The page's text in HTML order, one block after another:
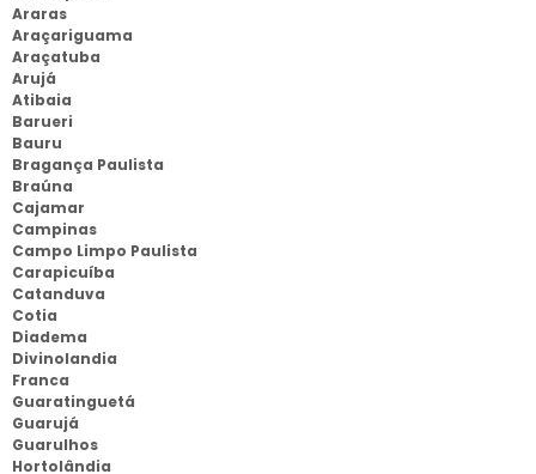
Araras
Araçariguama
Araçatuba
Arujá
Atibaia
Barueri
Bauru
Bragança Paulista
Braúna
Cajamar
Campinas
Campo Limpo Paulista
Carapicuíba
Catanduva
Cotia
Diadema
Divinolandia
Franca
Guaratinguetá
Guarujá
Guarulhos
Hortolândia